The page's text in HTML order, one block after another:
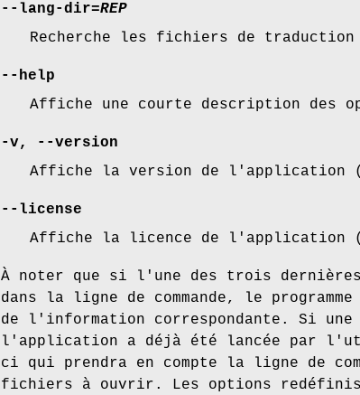
--lang-dir=REP
Recherche les fichiers de
--help
Affiche une courte description des
-v,
--version
Affiche la version de l'application
--license
Affiche la licence de l'application
À noter que si l'une des trois
dans la ligne de commande, le
de l'information correspondante. Si une
l'application a déjà été lancée par
ci qui prendra en compte la ligne de
fichiers à ouvrir. Les options